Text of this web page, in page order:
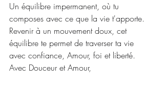
Un équilibre impermanent, où tu
composes avec ce que la vie t'apporte.
Revenir à un mouvement doux, cet
équilibre te permet de traverser ta vie
avec confiance, Amour, foi et liberté.
Avec Douceur et Amour,